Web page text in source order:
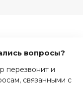
вопросы?
перезвонит и
связанными с